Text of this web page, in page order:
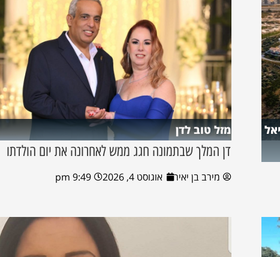
מזל טוב לדן
דן המלך שבתמונה חגג ממש לאחרונה את יום הולדתו
מירב בן יאיר אוגוסט 4, 2026 9:49 pm